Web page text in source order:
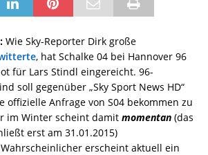
Wie Sky-Reporter Dirk große
, hat Schalke 04 bei Hannover 96
für Lars Stindl eingereicht. 96-
soll gegenüber „Sky Sport News HD“
offizielle Anfrage von S04 bekommen zu
im Winter scheint damit momentan (das
erst am 31.01.2015)
erscheint aktuell ein